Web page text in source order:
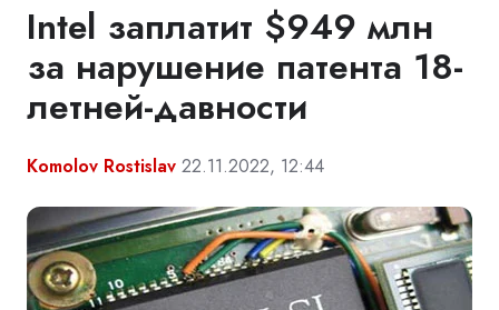
Intel заплатит $949 млн
за нарушение патента 18-
летней-давности
Komolov Rostislav 22.11.2022, 12:44